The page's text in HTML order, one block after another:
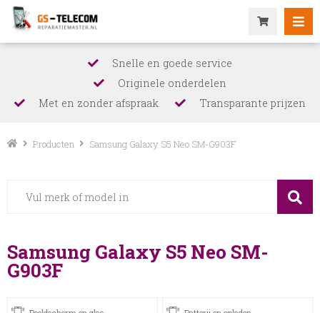
Snelle en goede service
Originele onderdelen
Met en zonder afspraak
Transparante prijzen
Producten Samsung Galaxy S5 Neo SM-G903F
Samsung Galaxy S5 Neo SM-
G903F